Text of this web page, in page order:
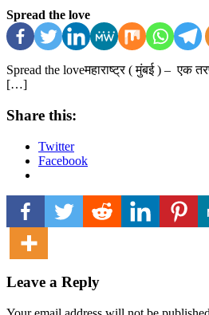
Spread the love
Spread the loveमहाराष्ट्र ( मुंबई ) – एक
[…]
Share this:
Twitter
Facebook
Leave a Reply